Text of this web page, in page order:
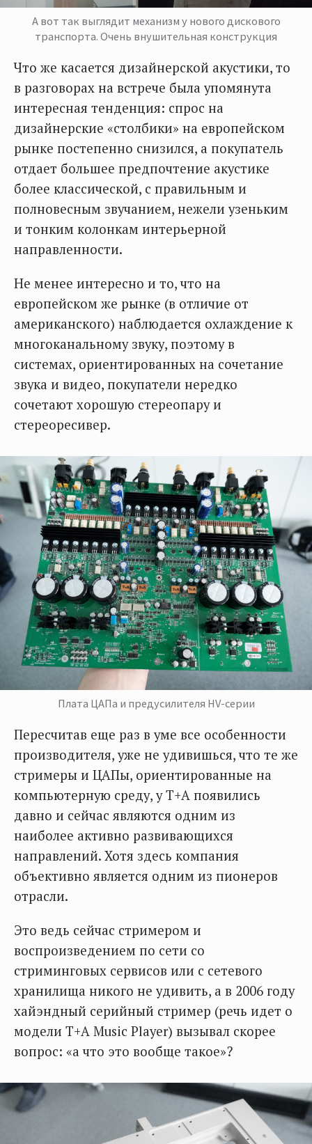
А вот так выглядит механизм у нового дискового
транспорта. Очень внушительная конструкция
Что же касается дизайнерской акустики, то
в разговорах на встрече была упомянута
интересная тенденция: спрос на
дизайнерские «столбики» на европейском
рынке постепенно снизился, а покупатель
отдает большее предпочтение акустике
более классической, с правильным и
полновесным звучанием, нежели узеньким
и тонким колонкам интерьерной
направленности.
Не менее интересно и то, что на
европейском же рынке (в отличие от
американского) наблюдается охлаждение к
многоканальному звуку, поэтому в
системах, ориентированных на сочетание
звука и видео, покупатели нередко
сочетают хорошую стереопару и
стереоресивер.
Плата ЦАПа и предусилителя HV-серии
Пересчитав еще раз в уме все особенности
производителя, уже не удивишься, что те же
стримеры и ЦАПы, ориентированные на
компьютерную среду, у T+A появились
давно и сейчас являются одним из
наиболее активно развивающихся
направлений. Хотя здесь компания
объективно является одним из пионеров
отрасли.
Это ведь сейчас стримером и
воспроизведением по сети со
стриминговых сервисов или с сетевого
хранилища никого не удивить, а в 2006 году
хайэндный серийный стример (речь идет о
модели T+A Music Player) вызывал скорее
вопрос: «а что это вообще такое»?